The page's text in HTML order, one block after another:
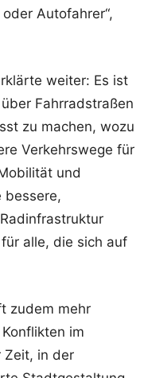
Autofahrer“,
weiter: Es ist
Fahrradstraßen
zu machen, wozu
Verkehrswege für
und
bessere,
alle, die sich auf
zudem mehr
im
Zeit, in der